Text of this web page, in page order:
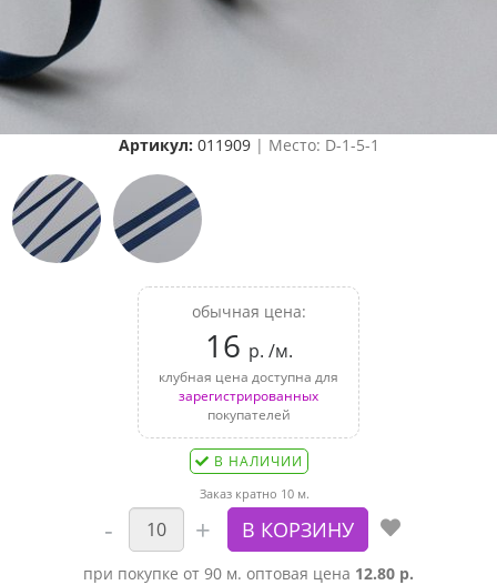
Артикул: 011909| Место: D-1-5-1
обычная цена:
16 р. /м.
клубная цена доступна для
зарегистрированных
покупателей
В НАЛИЧИИ
Заказ кратно 10 м.
при покупке от 90 м. оптовая цена 12.80 р.